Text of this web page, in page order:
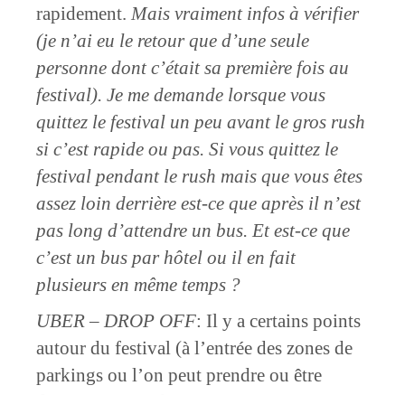
rapidement. Mais vraiment infos à vérifier
(je n’ai eu le retour que d’une seule
personne dont c’était sa première fois au
festival). Je me demande lorsque vous
quittez le festival un peu avant le gros rush
si c’est rapide ou pas. Si vous quittez le
festival pendant le rush mais que vous êtes
assez loin derrière est-ce que après il n’est
pas long d’attendre un bus. Et est-ce que
c’est un bus par hôtel ou il en fait
plusieurs en même temps ?
UBER – DROP OFF: Il y a certains points
autour du festival (à l’entrée des zones de
parkings ou l’on peut prendre ou être